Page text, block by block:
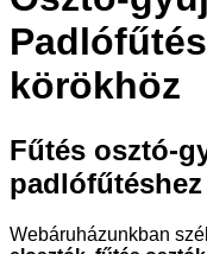
körökhöz
Fűtés osztó-
padlófűtéshez
Webáruházunkban